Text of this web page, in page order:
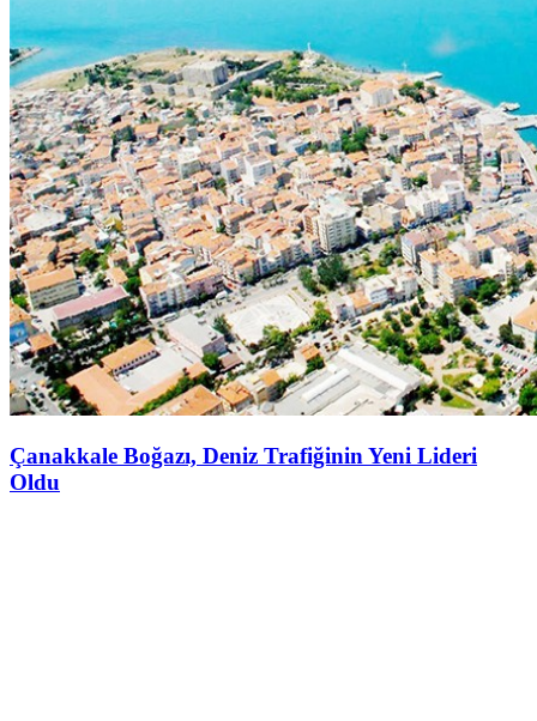
Çanakkale Boğazı, Deniz Trafiğinin Yeni Lideri
Oldu